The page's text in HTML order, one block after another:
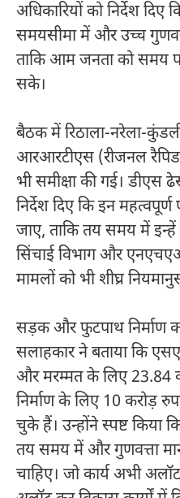
अधिकारियों को निर्देश दिए
समयसीमा में और उच्च
ताकि आम जनता को समय
सके।
बैठक में रिठाला-नरेला-
आरआरटीएस (रीजनल रैपिड
भी समीक्षा की गई। डीएस
निर्देश दिए कि इन
जाए, ताकि तय समय में इन्हें
सिंचाई विभाग और
मामलों को भी शीघ्र
सड़क और फुटपाथ निर्माण
सलाहकार ने बताया कि
और मरम्मत के लिए 23.84
निर्माण के लिए 10 करोड़
चुके हैं। उन्होंने स्पष्ट किया
तय समय में और गुणवत्ता
चाहिए। जो कार्य अभी